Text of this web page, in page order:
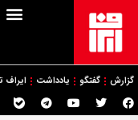
گزارش گفتگو یادداشت